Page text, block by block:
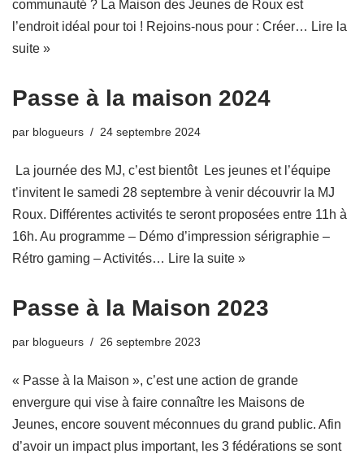
communauté ? La Maison des Jeunes de Roux est
l’endroit idéal pour toi ! Rejoins-nous pour : Créer… Lire la
suite »
Passe à la maison 2024
par blogueurs 24 septembre 2024
La journée des MJ, c’est bientôt Les jeunes et l’équipe
t’invitent le samedi 28 septembre à venir découvrir la MJ
Roux. Différentes activités te seront proposées entre 11h à
16h. Au programme – Démo d’impression sérigraphie –
Rétro gaming – Activités… Lire la suite »
Passe à la Maison 2023
par blogueurs 26 septembre 2023
« Passe à la Maison », c’est une action de grande
envergure qui vise à faire connaître les Maisons de
Jeunes, encore souvent méconnues du grand public. Afin
d’avoir un impact plus important, les 3 fédérations se sont